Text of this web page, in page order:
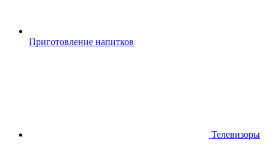
Приготовление напитков
Телевизоры